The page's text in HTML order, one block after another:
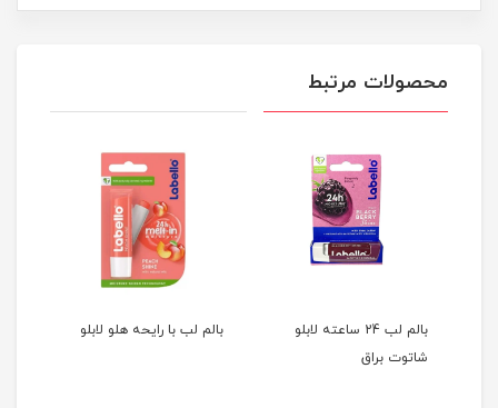
محصولات مرتبط
بالم لب 24 ساعته لابلو
شاتوت براق
بالم لب با رایحه هلو لابلو